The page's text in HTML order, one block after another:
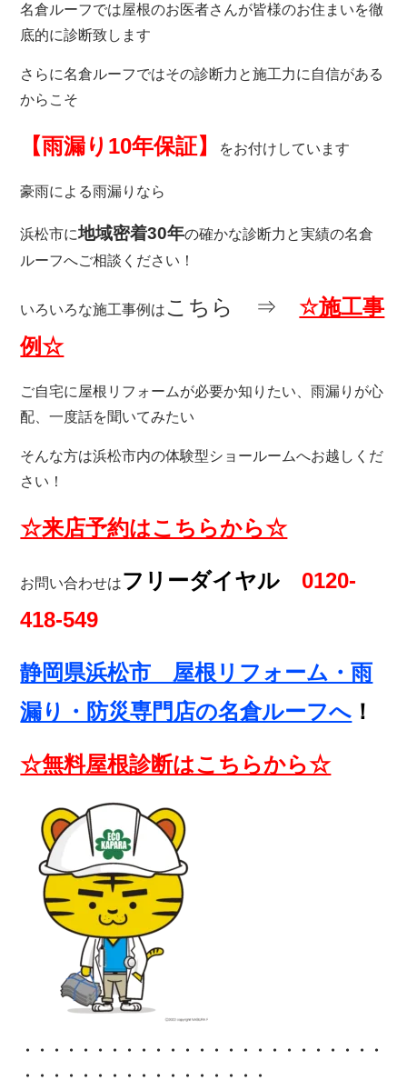
名倉ルーフでは屋根のお医者さんが皆様のお住 まいを徹
底的に診断致します
さらに名倉ルーフではその診断力と施工力に自信がある
からこそ
【雨漏り10年保証】 をお付けしています
豪雨による雨漏りなら
浜松市に地域密着30年の確かな診断力と実績の名倉
ルーフへご相談ください！
いろいろな施工事例は こちら ⇒ ☆施工事
例☆
ご自宅に屋根リフォームが必要か知りたい、雨漏りが心
配、一度話を聞いてみたい
そんな方は浜松市内の体験型ショールームへお越しくだ
さい！
☆来店予約はこちらから☆
お問い合わせはフリーダイヤル 0120-
418-549
静岡県浜松市 屋根リフォーム・雨
漏り・防災専門店の名倉ルーフへ ！
☆無料屋根診断はこちらから☆
・・・・・・・・・・・・
・・・・・・・・・・・・・
・・・・・・・・・・・・・・・・・